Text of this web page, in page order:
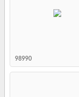
98990